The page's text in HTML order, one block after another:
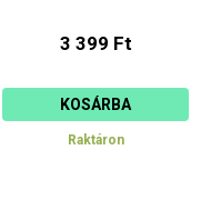
3 399 Ft
KOSÁRBA
Raktáron